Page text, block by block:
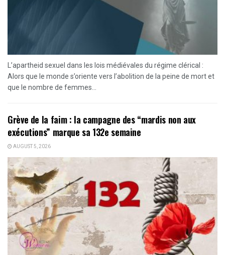
L’apartheid sexuel dans les lois médiévales du régime clérical :
Alors que le monde s’oriente vers l’abolition de la peine de mort et
que le nombre de femmes...
Grève de la faim : la campagne des “mardis non aux
exécutions” marque sa 132e semaine
AUGUST 5, 2026